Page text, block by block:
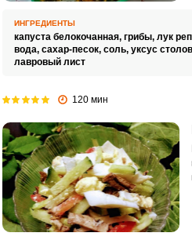
ИНГРЕДИЕНТЫ
капуста белокочанная, грибы, лук
вода, сахар-песок, соль, уксус
лавровый лист
120 мин